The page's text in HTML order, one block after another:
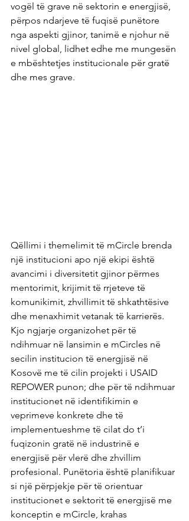
vogël të grave në sektorin e energjisë,
përpos ndarjeve të fuqisë punëtore
nga aspekti gjinor, tanimë e njohur në
nivel global, lidhet edhe me mungesën
e mbështetjes institucionale për gratë
dhe mes grave.
Qëllimi i themelimit të mCircle brenda
një institucioni apo një ekipi është
avancimi i diversitetit gjinor përmes
mentorimit, krijimit të rrjeteve të
komunikimit, zhvillimit të shkathtësive
dhe menaxhimit vetanak të karrierës.
Kjo ngjarje organizohet për të
ndihmuar në lansimin e mCircles në
secilin institucion të energjisë në
Kosovë me të cilin projekti i USAID
REPOWER punon; dhe për të ndihmuar
institucionet në identifikimin e
veprimeve konkrete dhe të
implementueshme të cilat do t’i
fuqizonin gratë në industrinë e
energjisë për vlerë dhe zhvillim
profesional. Punëtoria është planifikuar
si një përpjekje për të orientuar
institucionet e sektorit të energjisë me
konceptin e mCircle, krahas